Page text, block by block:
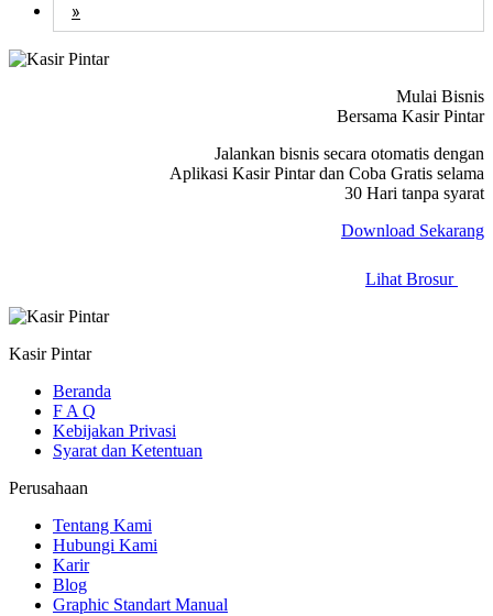
»
Mulai Bisnis
Bersama Kasir Pintar
Jalankan bisnis secara otomatis dengan
Aplikasi Kasir Pintar dan Coba Gratis selama
30 Hari tanpa syarat
Download Sekarang
Lihat Brosur
Kasir Pintar
Beranda
F A Q
Kebijakan Privasi
Syarat dan Ketentuan
Perusahaan
Tentang Kami
Hubungi Kami
Karir
Blog
Graphic Standart Manual